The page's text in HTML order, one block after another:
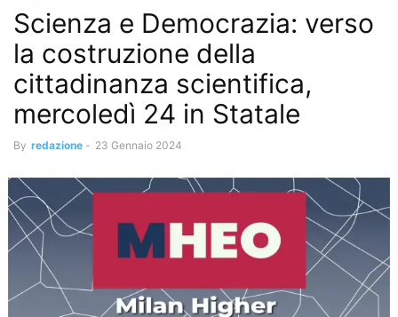
Scienza e Democrazia: verso
la costruzione della
cittadinanza scientifica,
mercoledì 24 in Statale
By redazione - 23 Gennaio 2024